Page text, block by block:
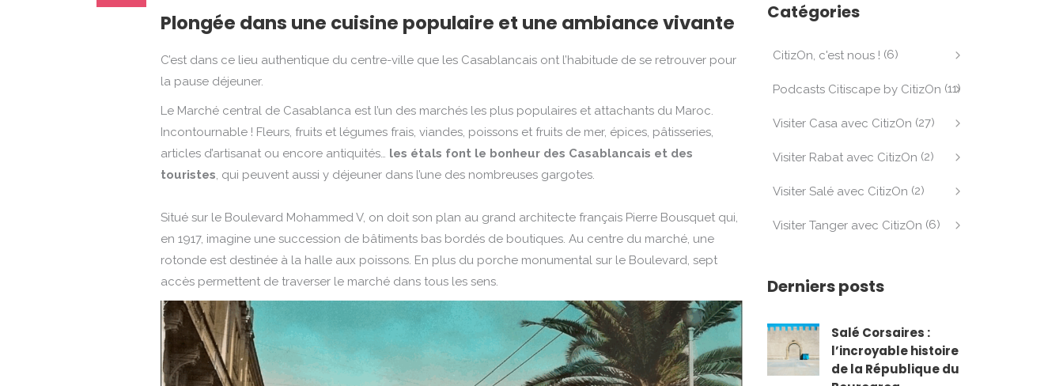
Plongée dans une cuisine populaire et une ambiance vivante
C’est dans ce lieu authentique du centre-ville que les Casablancais ont l’habitude de se retrouver pour
la pause déjeuner.
Le Marché central de Casablanca est l’un des marchés les plus populaires et attachants du Maroc.
Incontournable ! Fleurs, fruits et légumes frais, viandes, poissons et fruits de mer, épices, pâtisseries,
articles d’artisanat ou encore antiquités… les étals font le bonheur des Casablancais et des
touristes, qui peuvent aussi y déjeuner dans l’une des nombreuses gargotes.
Situé sur le Boulevard Mohammed V, on doit son plan au grand architecte français Pierre Bousquet qui,
en 1917, imagine une succession de bâtiments bas bordés de boutiques. Au centre du marché, une
rotonde est destinée à la halle aux poissons. En plus du porche monumental sur le Boulevard, sept
accès permettent de traverser le marché dans tous les sens.
Catégories
CitizOn, c'est nous ! (6)
Podcasts Citiscape by CitizOn (11)
Visiter Casa avec CitizOn (27)
Visiter Rabat avec CitizOn (2)
Visiter Salé avec CitizOn (2)
Visiter Tanger avec CitizOn (6)
Derniers posts
Salé Corsaires :
l’incroyable histoire
de la République du